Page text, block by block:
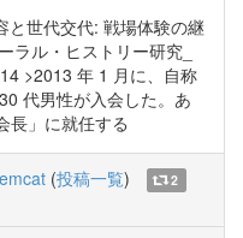
と世代交代: 戦場体験の継
ラル・ヒストリー研究_
>2013 年 1 月に、自称
代男性が入会した。あ
長」に就任する
(投稿一覧) 2